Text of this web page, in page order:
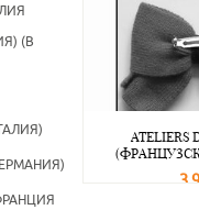
(В
ATELIERS
3